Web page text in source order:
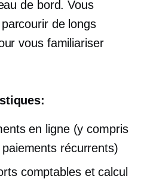
de bord. Vous
de longs
vous familiariser
en ligne (y compris
récurrents)
comptables et calcul